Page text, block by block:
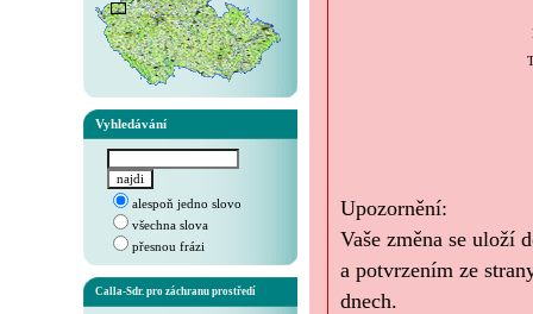
Vyhledávání
alespoň jedno slovo
všechna slova
přesnou frázi
Calla-Sdr. pro záchranu prostředí
Upozornění:
Vaše změna se uloží
a potvrzením ze
dnech.